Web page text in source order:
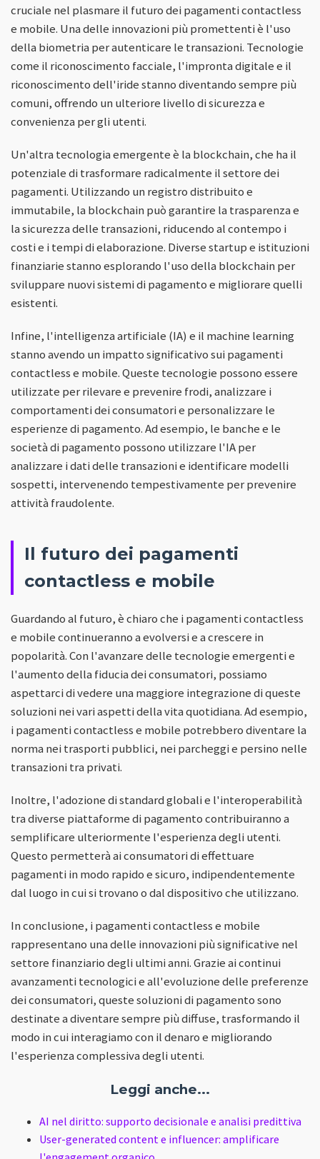
cruciale nel plasmare il futuro dei pagamenti contactless
e mobile. Una delle innovazioni più promettenti è l'uso
della biometria per autenticare le transazioni. Tecnologie
come il riconoscimento facciale, l'impronta digitale e il
riconoscimento dell'iride stanno diventando sempre più
comuni, offrendo un ulteriore livello di sicurezza e
convenienza per gli utenti.
Un'altra tecnologia emergente è la blockchain, che ha il
potenziale di trasformare radicalmente il settore dei
pagamenti. Utilizzando un registro distribuito e
immutabile, la blockchain può garantire la trasparenza e
la sicurezza delle transazioni, riducendo al contempo i
costi e i tempi di elaborazione. Diverse startup e istituzioni
finanziarie stanno esplorando l'uso della blockchain per
sviluppare nuovi sistemi di pagamento e migliorare quelli
esistenti.
Infine, l'intelligenza artificiale (IA) e il machine learning
stanno avendo un impatto significativo sui pagamenti
contactless e mobile. Queste tecnologie possono essere
utilizzate per rilevare e prevenire frodi, analizzare i
comportamenti dei consumatori e personalizzare le
esperienze di pagamento. Ad esempio, le banche e le
società di pagamento possono utilizzare l'IA per
analizzare i dati delle transazioni e identificare modelli
sospetti, intervenendo tempestivamente per prevenire
attività fraudolente.
Il futuro dei pagamenti
contactless e mobile
Guardando al futuro, è chiaro che i pagamenti contactless
e mobile continueranno a evolversi e a crescere in
popolarità. Con l'avanzare delle tecnologie emergenti e
l'aumento della fiducia dei consumatori, possiamo
aspettarci di vedere una maggiore integrazione di queste
soluzioni nei vari aspetti della vita quotidiana. Ad esempio,
i pagamenti contactless e mobile potrebbero diventare la
norma nei trasporti pubblici, nei parcheggi e persino nelle
transazioni tra privati.
Inoltre, l'adozione di standard globali e l'interoperabilità
tra diverse piattaforme di pagamento contribuiranno a
semplificare ulteriormente l'esperienza degli utenti.
Questo permetterà ai consumatori di effettuare
pagamenti in modo rapido e sicuro, indipendentemente
dal luogo in cui si trovano o dal dispositivo che utilizzano.
In conclusione, i pagamenti contactless e mobile
rappresentano una delle innovazioni più significative nel
settore finanziario degli ultimi anni. Grazie ai continui
avanzamenti tecnologici e all'evoluzione delle preferenze
dei consumatori, queste soluzioni di pagamento sono
destinate a diventare sempre più diffuse, trasformando il
modo in cui interagiamo con il denaro e migliorando
l'esperienza complessiva degli utenti.
Leggi anche...
AI nel diritto: supporto decisionale e analisi predittiva
User-generated content e influencer: amplificare